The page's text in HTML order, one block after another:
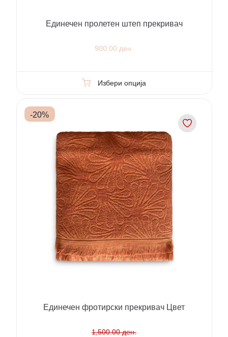
Единечен пролетен штеп прекривач
900.00 ден.
Избери опција
-20%
Единечен фротирски прекривач Цвет
1,500.00 ден.